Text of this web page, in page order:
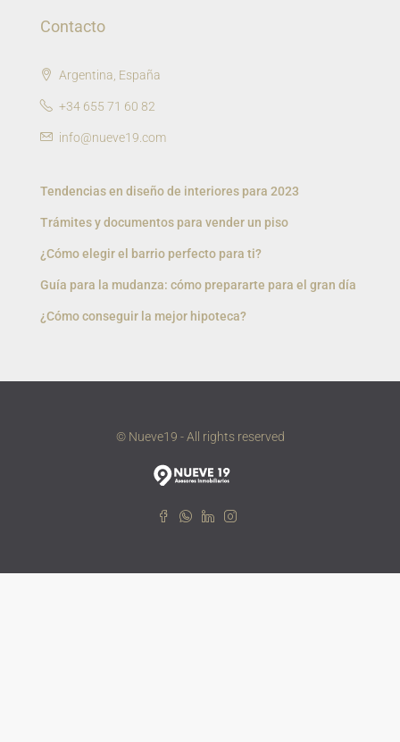
Contacto
Argentina, España
+34 655 71 60 82
info@nueve19.com
Tendencias en diseño de interiores para 2023
Trámites y documentos para vender un piso
¿Cómo elegir el barrio perfecto para ti?
Guía para la mudanza: cómo prepararte para el gran día
¿Cómo conseguir la mejor hipoteca?
© Nueve19 - All rights reserved